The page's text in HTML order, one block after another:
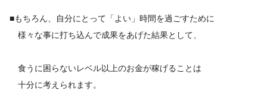
■もちろん、自分にとって「よい」時間を過ごすために
様々な事に打ち込んで成果をあげた結果として、
食うに困らないレベル以上のお金が稼げることは
十分に考えられます。